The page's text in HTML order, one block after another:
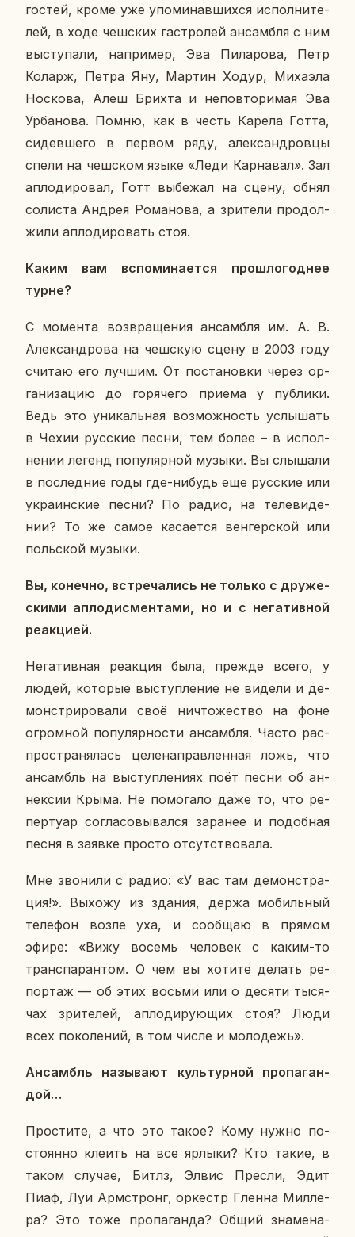
гостей, кроме уже упо­ми­нав­ших­ся ис­пол­ни­те­
лей, в ходе чеш­ских га­стро­лей ан­сам­бля с ним
вы­сту­па­ли, на­при­мер, Эва Пи­ла­ро­ва, Петр
Коларж, Петра Яну, Мартин Ходур, Ми­ха­э­ла
Нос­ко­ва, Алеш Брихта и непо­вто­ри­мая Эва
Ур­ба­но­ва. Помню, как в честь Карела Готта,
си­дев­ше­го в первом ряду, алек­сан­дров­цы
спели на чеш­ском языке «Леди Кар­на­вал». Зал
ап­ло­ди­ро­вал, Готт вы­бе­жал на сцену, обнял
со­ли­ста Андрея Ро­ма­но­ва, а зри­те­ли про­дол­
жи­ли ап­ло­ди­ро­вать стоя.
Каким вам вспо­ми­на­ет­ся про­шло­год­нее
турне?
С мо­мен­та воз­вра­ще­ния ан­сам­бля им. А. В.
Алек­сан­дро­ва на чеш­скую сцену в 2003 году
считаю его лучшим. От по­ста­нов­ки через ор­
га­ни­за­цию до го­ря­че­го приема у пуб­ли­ки.
Ведь это уни­каль­ная воз­мож­ность услы­шать
в Чехии рус­ские песни, тем более – в ис­пол­
не­нии легенд по­пу­ляр­ной музыки. Вы слы­ша­ли
в по­след­ние годы где-нибудь еще рус­ские или
укра­ин­ские песни? По радио, на те­ле­ви­де­
нии? То же самое ка­са­ет­ся вен­гер­ской или
поль­ской музыки.
Вы, ко­неч­но, встре­ча­лись не только с дру­же­
ски­ми ап­ло­дис­мен­та­ми, но и с нега­тив­ной
ре­ак­ци­ей.
Нега­тив­ная ре­ак­ция была, прежде всего, у
людей, ко­то­рые вы­ступ­ле­ние не видели и де­
мон­стри­ро­ва­ли своё ни­что­же­ство на фоне
огром­ной по­пу­ляр­но­сти ан­сам­бля. Часто рас­
про­стра­ня­лась це­ле­на­прав­лен­ная ложь, что
ан­самбль на вы­ступ­ле­ни­ях поёт песни об ан­
нек­сии Крыма. Не по­мо­га­ло даже то, что ре­
пер­ту­ар со­гла­со­вы­вал­ся за­ра­нее и по­доб­ная
песня в заявке просто от­сут­ство­ва­ла.
Мне зво­ни­ли с радио: «У вас там де­мон­стра­
ция!». Выхожу из здания, держа мо­биль­ный
те­ле­фон возле уха, и со­об­щаю в прямом
эфире: «Вижу восемь че­ло­век с каким-то
транс­па­ран­том. О чем вы хотите делать ре­
пор­таж — об этих восьми или о десяти ты­ся­
чах зри­те­лей, ап­ло­ди­ру­ю­щих стоя? Люди
всех по­ко­ле­ний, в том числе и мо­ло­дежь».
Ан­самбль на­зы­ва­ют куль­тур­ной про­па­ган­
дой…
Про­сти­те, а что это такое? Кому нужно по­
сто­ян­но клеить на все ярлыки? Кто такие, в
таком случае, Битлз, Элвис Пресли, Эдит
Пиаф, Луи Арм­стронг, ор­кестр Гленна Мил­ле­
ра? Это тоже про­па­ган­да? Общий зна­ме­на­